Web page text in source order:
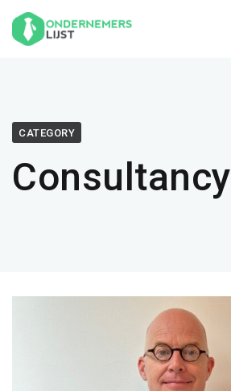
CATEGORY
Consultancy